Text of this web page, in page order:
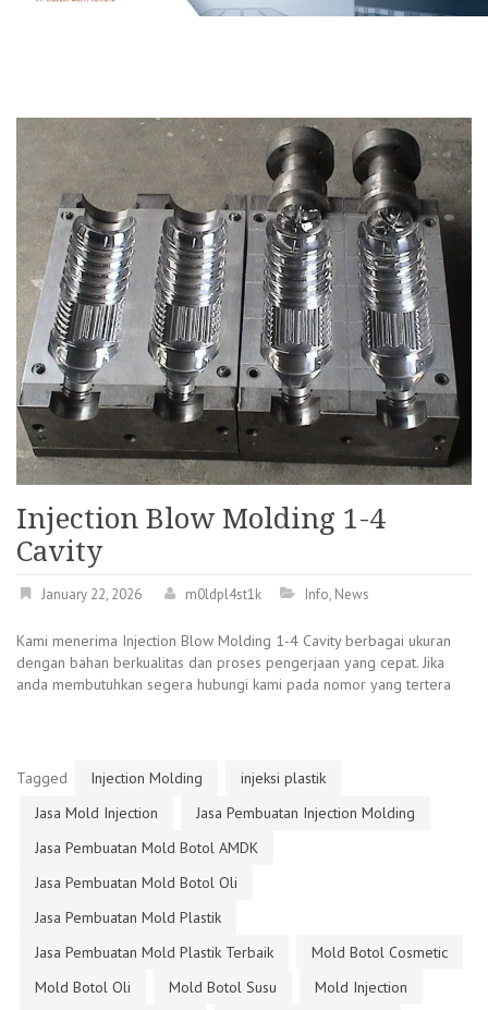
Injection Blow Molding 1-4
Cavity
January 22, 2026 m0ldpl4st1k Info, News
Kami menerima Injection Blow Molding 1-4 Cavity berbagai ukuran
dengan bahan berkualitas dan proses pengerjaan yang cepat. Jika
anda membutuhkan segera hubungi kami pada nomor yang tertera
Tagged Injection Molding
injeksi plastik
Jasa Mold Injection
Jasa Pembuatan Injection Molding
Jasa Pembuatan Mold Botol AMDK
Jasa Pembuatan Mold Botol Oli
Jasa Pembuatan Mold Plastik
Jasa Pembuatan Mold Plastik Terbaik
Mold Botol Cosmetic
Mold Botol Oli
Mold Botol Susu
Mold Injection